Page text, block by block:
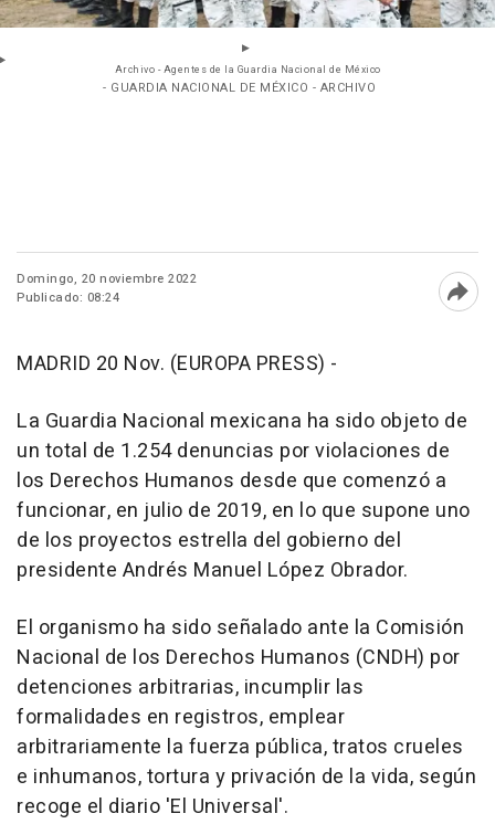
Archivo - Agentes de la Guardia Nacional de México
- GUARDIA NACIONAL DE MÉXICO - ARCHIVO
Domingo, 20 noviembre 2022
Publicado: 08:24
MADRID 20 Nov. (EUROPA PRESS) -
La Guardia Nacional mexicana ha sido objeto de
un total de 1.254 denuncias por violaciones de
los Derechos Humanos desde que comenzó a
funcionar, en julio de 2019, en lo que supone uno
de los proyectos estrella del gobierno del
presidente Andrés Manuel López Obrador.
El organismo ha sido señalado ante la Comisión
Nacional de los Derechos Humanos (CNDH) por
detenciones arbitrarias, incumplir las
formalidades en registros, emplear
arbitrariamente la fuerza pública, tratos crueles
e inhumanos, tortura y privación de la vida, según
recoge el diario 'El Universal'.